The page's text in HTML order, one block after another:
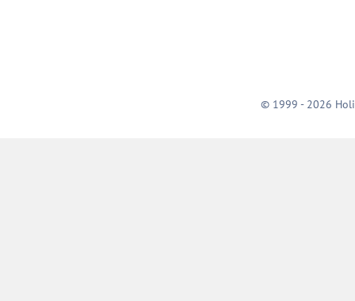
© 1999 - 2026